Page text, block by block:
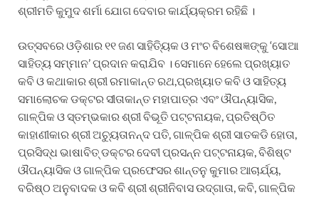
ଶ୍ରୀମତି କୁମୁଦ ଶର୍ମା ଯୋଗ ଦେବାର କାର୍ଯ୍ୟକ୍ରମ ରହିଛି ।
ଉତ୍ସବରେ ଓଡ଼ିଶାର ୧୧ ଜଣ ସାହିତ୍ୟିକ ଓ ମଂଚ ବିଶେଷଜ୍ଞଙ୍କୁ ‘ସୋଆ
ସାହିତ୍ୟ ସମ୍ମାନ’ ପ୍ରଦାନ କରାଯିବ । ସେମାନେ ହେଲେ ପ୍ରଖ୍ୟାତ
କବି ଓ କଥାକାର ଶ୍ରୀ ରମାକାନ୍ତ ରଥ,ପ୍ରଖ୍ୟାତ କବି ଓ ସାହିତ୍ୟ
ସମାଲୋଚକ ଡକ୍ଟର ସୀତାକାନ୍ତ ମହାପାତ୍ର ଏବଂ ଔପନ୍ୟାସିକ,
ଗାଳ୍ପିକ ଓ ସ୍ତମ୍ଭକାର ଶ୍ରୀ ବିଭୂତି ପଟ୍ଟନାୟକ, ପ୍ରତିଷ୍ଠିତ
କାହାଣୀକାର ଶ୍ରୀ ଅଚ୍ୟୁତାନନ୍ଦ ପତି, ଗାଳ୍ପିକ ଶ୍ରୀ ସାତକଡି ହୋତା,
ପ୍ରସିଦ୍ଧ ଭାଷାବିତ୍ ଡକ୍ଟର ଦେବୀ ପ୍ରସନ୍ନ ପଟ୍ଟନାୟକ, ବିଶିଷ୍ଟ
ଔପନ୍ୟାସିକ ଓ ଗାଳ୍ପିକ ପ୍ରଫେସର ଶାନ୍ତନୁ କୁମାର ଆଚାର୍ଯ୍ୟ,
ବରିଷ୍ଠ ଅନୁବାଦକ ଓ କବି ଶ୍ରୀ ଶ୍ରୀନିବାସ ଉଦ୍‌ଗାତା, କବି, ଗାଳ୍ପିକ